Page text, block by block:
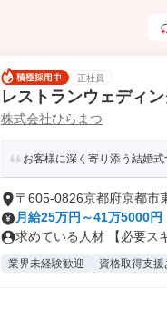
正社員
レストランウェディ
株式会社ひらまつ
お客様に深く寄り添う結婚式
〒605-0826京都府京都市
月給25万円～41万5000円
求めている人材 【
業界未経験歓迎 資格取得支援